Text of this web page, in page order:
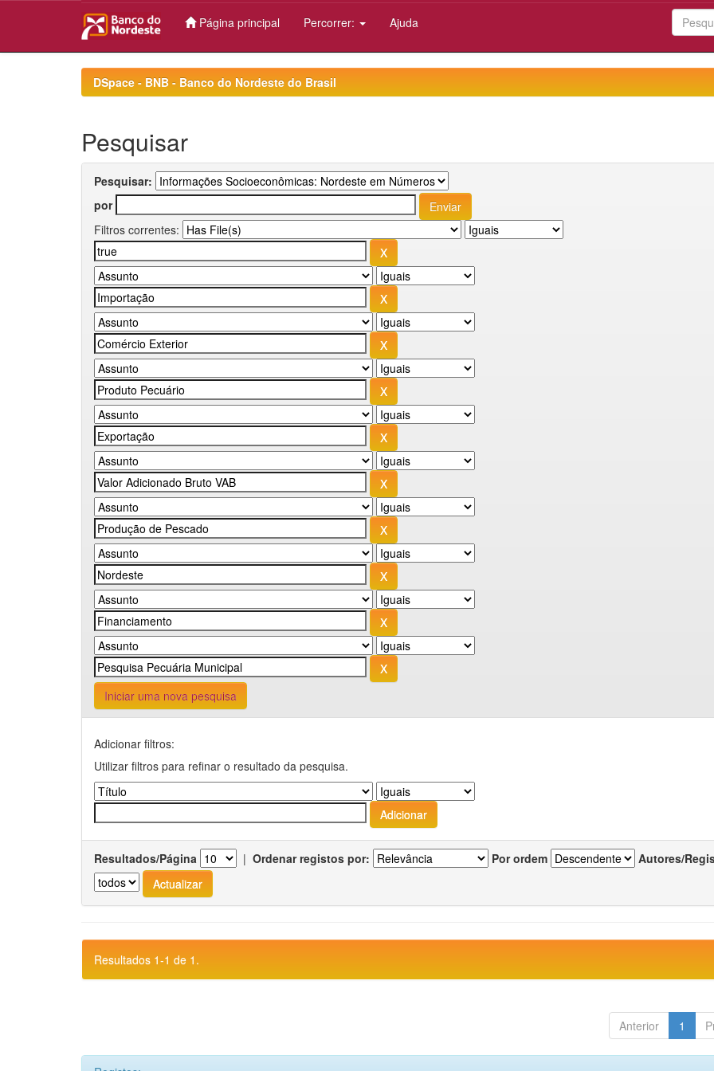
Página principal Percorrer: Ajuda
DSpace - BNB - Banco do Nordeste do Brasil
Pesquisar
Pesquisar:
por
Filtros correntes:
Iniciar uma nova pesquisa
Adicionar filtros:
Utilizar filtros para refinar o resultado da pesquisa.
Resultados/Página | Ordenar registos por: Por ordem Autores/
Resultados 1-1 de 1.
Anterior 1